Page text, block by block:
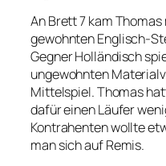
An Brett 7 kam
gewohnten Englisch-
Gegner Holländisch
ungewohnten
Mittelspiel. Thomas
dafür einen Läufer
Kontrahenten wollte
man sich auf Remis.